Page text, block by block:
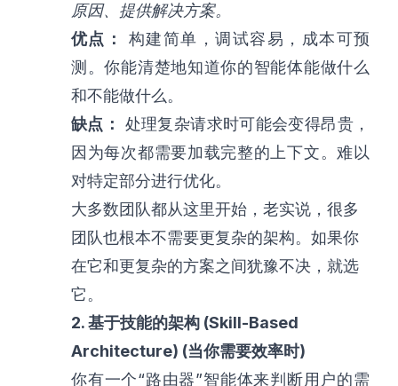
原因、提供解决方案。
优点：
构建简单，调试容易，成本可预
测。你能清楚地知道你的智能体能做什么
和不能做什么。
缺点：
处理复杂请求时可能会变得昂贵，
因为每次都需要加载完整的上下文。难以
对特定部分进行优化。
大多数团队都从这里开始，老实说，很多
团队也根本不需要更复杂的架构。如果你
在它和更复杂的方案之间犹豫不决，就选
它。
2. 基于技能的架构 (Skill-Based
Architecture) (当你需要效率时)
你有一个“路由器”智能体来判断用户的需